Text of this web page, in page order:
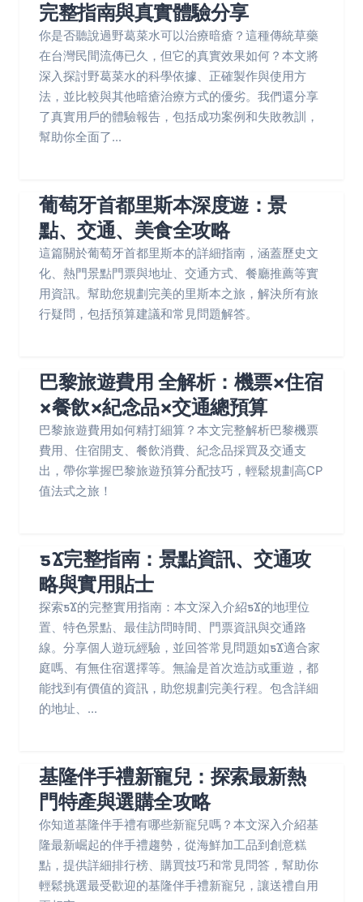
完整指南與真實體驗分享
你是否聽說過野葛菜水可以治療暗瘡？這種傳統草藥
在台灣民間流傳已久，但它的真實效果如何？本文將
深入探討野葛菜水的科學依據、正確製作與使用方
法，並比較與其他暗瘡治療方式的優劣。我們還分享
了真實用戶的體驗報告，包括成功案例和失敗教訓，
幫助你全面了...
葡萄牙首都里斯本深度遊：景
點、交通、美食全攻略
這篇關於葡萄牙首都里斯本的詳細指南，涵蓋歷史文
化、熱門景點門票與地址、交通方式、餐廳推薦等實
用資訊。幫助您規劃完美的里斯本之旅，解決所有旅
行疑問，包括預算建議和常見問題解答。
巴黎旅遊費用 全解析：機票×住宿
×餐飲×紀念品×交通總預算
巴黎旅遊費用如何精打細算？本文完整解析巴黎機票
費用、住宿開支、餐飲消費、紀念品採買及交通支
出，帶你掌握巴黎旅遊預算分配技巧，輕鬆規劃高CP
值法式之旅！
ƽϪ完整指南：景點資訊、交通攻
略與實用貼士
探索ƽϪ的完整實用指南：本文深入介紹ƽϪ的地理位
置、特色景點、最佳訪問時間、門票資訊與交通路
線。分享個人遊玩經驗，並回答常見問題如ƽϪ適合家
庭嗎、有無住宿選擇等。無論是首次造訪或重遊，都
能找到有價值的資訊，助您規劃完美行程。包含詳細
的地址、...
基隆伴手禮新寵兒：探索最新熱
門特產與選購全攻略
你知道基隆伴手禮有哪些新寵兒嗎？本文深入介紹基
隆最新崛起的伴手禮趨勢，從海鮮加工品到創意糕
點，提供詳細排行榜、購買技巧和常見問答，幫助你
輕鬆挑選最受歡迎的基隆伴手禮新寵兒，讓送禮自用